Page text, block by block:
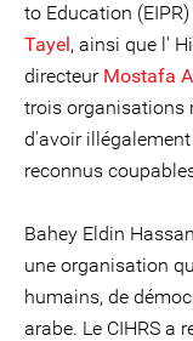
to Education
Tayel, ainsi que l'
directeur Mostafa
trois organisations
d'avoir
reconnus
Bahey Eldin
une organisation
humains, de
arabe. Le CIHRS a